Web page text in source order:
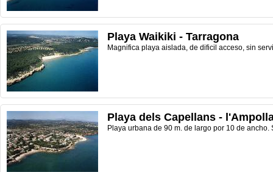
Playa Waikiki - Tarragona
Magnifica playa aislada, de dificil acceso, sin
Playa dels Capellans -
Playa urbana de 90 m. de largo por 10 de ancho.